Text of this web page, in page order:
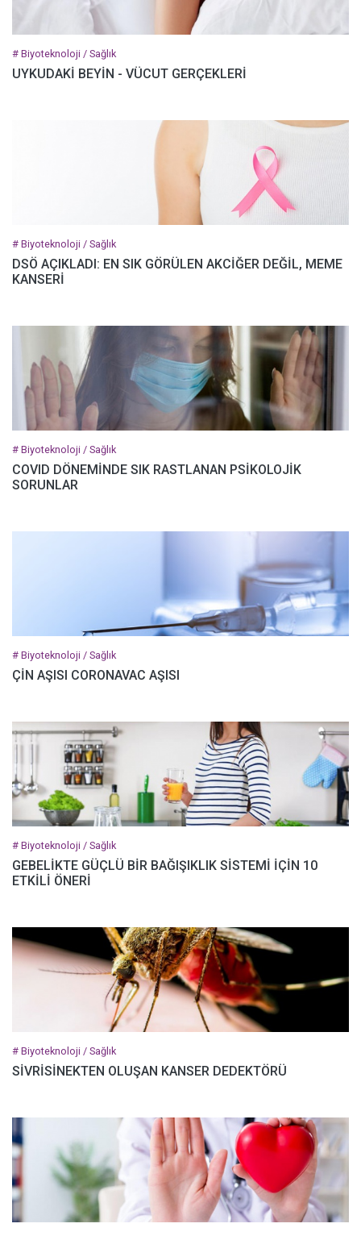
# Biyoteknoloji / Sağlık
UYKUDAKİ BEYİN - VÜCUT GERÇEKLERİ
# Biyoteknoloji / Sağlık
DSÖ AÇIKLADI: EN SIK GÖRÜLEN AKCİĞER DEĞİL, MEME
KANSERİ
# Biyoteknoloji / Sağlık
COVID DÖNEMİNDE SIK RASTLANAN PSİKOLOJİK
SORUNLAR
# Biyoteknoloji / Sağlık
ÇİN AŞISI CORONAVAC AŞISI
# Biyoteknoloji / Sağlık
GEBELİKTE GÜÇLÜ BİR BAĞIŞIKLIK SİSTEMİ İÇİN 10
ETKİLİ ÖNERİ
# Biyoteknoloji / Sağlık
SİVRİSİNEKTEN OLUŞAN KANSER DEDEKTÖRÜ